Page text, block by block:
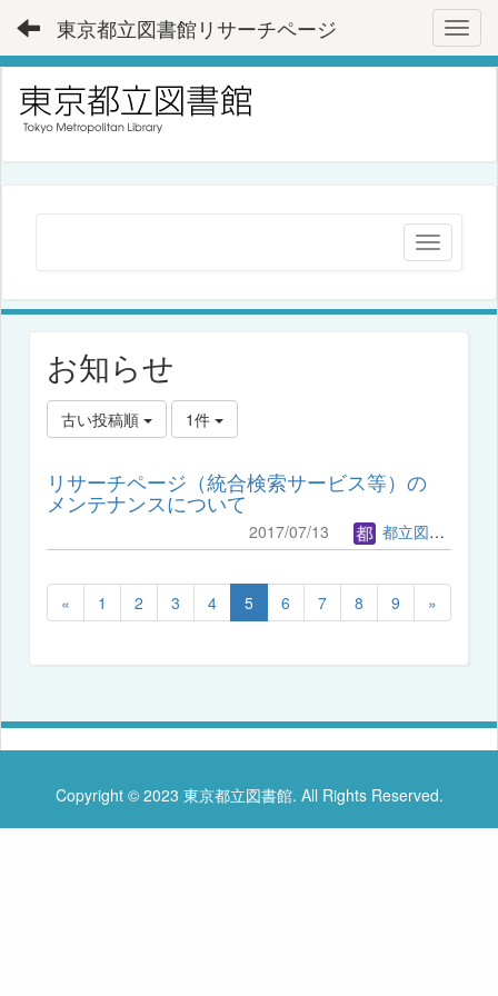
東京都立図書館リサーチページ
お知らせ
古い投稿順 1件
リサーチページ（統合検索サービス等）の
メンテナンスについて
2017/07/13 都立図書館管理者
« 1 2 3 4 5 6 7 8 9 »
Copyright © 2023 東京都立図書館. All Rights Reserved.